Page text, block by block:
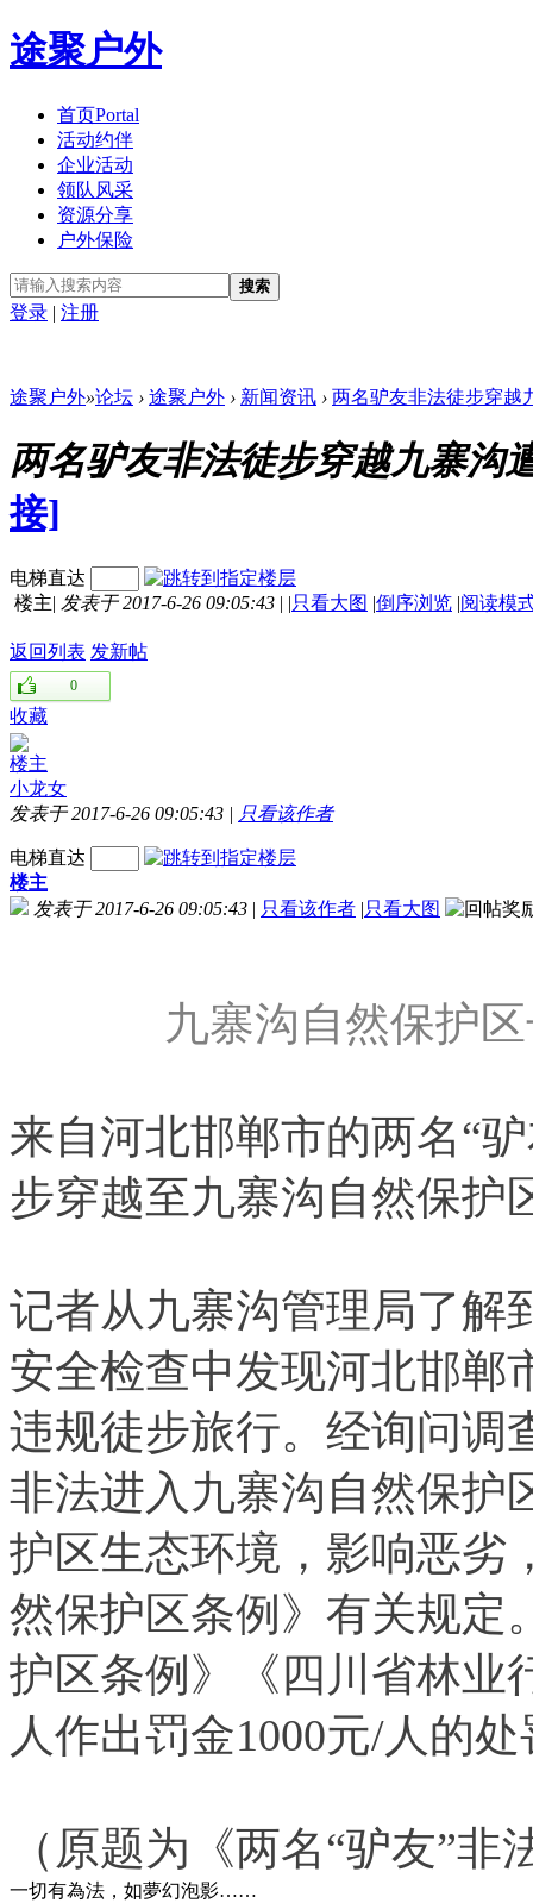
途聚户外
首页Portal
活动约伴
企业活动
领队风采
资源分享
户外保险
搜索
登录 | 注册
途聚户外»论坛 › 途聚户外 › 新闻资讯 › 两名驴友非法徒步穿越
两名驴友非法徒步穿越九寨沟
接]
电梯直达
楼主| 发表于 2017-6-26 09:05:43 | |只看大图 |倒序浏览 |阅读模
返回列表 发新帖
0
收藏
楼主
小龙女
发表于 2017-6-26 09:05:43 | 只看该作者
电梯直达
楼主
发表于 2017-6-26 09:05:43 | 只看该作者 |只看大图
九寨沟自然保护
来自河北邯郸市的两名“
步穿越至九寨沟自然保护
记者从九寨沟管理局了解
安全检查中发现河北邯郸
违规徒步旅行。经询问调
非法进入九寨沟自然保护
护区生态环境，影响恶劣
然保护区条例》有关规定
护区条例》《四川省林业
人作出罚金1000元/人的
（原题为《两名“驴友”
一切有為法，如夢幻泡影……